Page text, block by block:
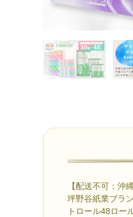
【配送不可：沖
坪野谷紙業ブラ
トロール48ロー